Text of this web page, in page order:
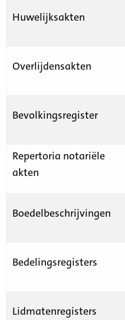
Huwelijksakten
Overlijdensakten
Bevolkingsregister
Repertoria notariële
akten
Boedelbeschrijvingen
Bedelingsregisters
Lidmatenregisters